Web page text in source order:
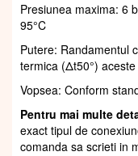
Presiunea maxima: 6
95°C
Putere: Randamentul
termica (Δt50°)
Vopsea: Conform
Pentru mai multe
exact tipul de
comanda sa scrieti in